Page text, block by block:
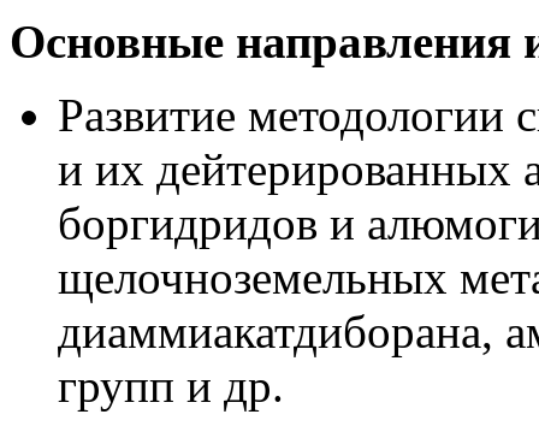
Основные направления
Развитие методологии
и их дейтерированных
боргидридов и
щелочноземельных
диаммиакатдиборана,
групп и др.